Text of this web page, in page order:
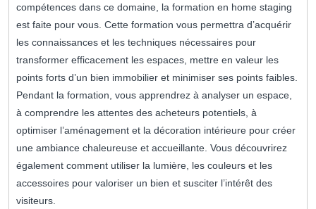
compétences dans ce domaine, la formation en home staging
est faite pour vous. Cette formation vous permettra d’acquérir
les connaissances et les techniques nécessaires pour
transformer efficacement les espaces, mettre en valeur les
points forts d’un bien immobilier et minimiser ses points faibles.
Pendant la formation, vous apprendrez à analyser un espace,
à comprendre les attentes des acheteurs potentiels, à
optimiser l’aménagement et la décoration intérieure pour créer
une ambiance chaleureuse et accueillante. Vous découvrirez
également comment utiliser la lumière, les couleurs et les
accessoires pour valoriser un bien et susciter l’intérêt des
visiteurs.